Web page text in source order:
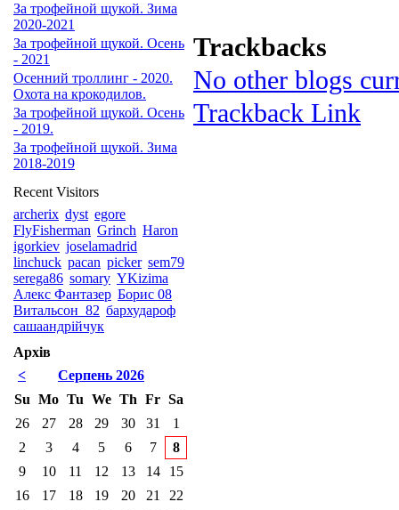
Trackbacks
No other blogs
Trackback Link
За трофейной щукой. Зима
2020-2021
За трофейной щукой. Осень
- 2021
Осенний троллинг - 2020.
Охота на крокодилов.
За трофейной щукой. Осень
- 2019.
За трофейной щукой. Зима
2018-2019
Recent Visitors
archerix dyst egore
FlyFisherman Grinch Haron
igorkiev joselamadrid
linchuck pacan picker sem79
serega86 somary YKizima
Алекс Фантазер Борис 08
Витальсон_82 бархудароф
сашаандрійчук
Архів
<
Серпень 2026
Su Mo Tu We Th Fr Sa
26
27 28 29 30 31
1
2
3 4 5 6 7
8
9
10 11 12 13 14
15
16
17 18 19 20 21
22